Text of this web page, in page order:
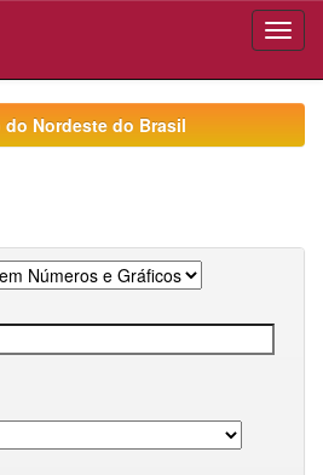
do Nordeste do Brasil